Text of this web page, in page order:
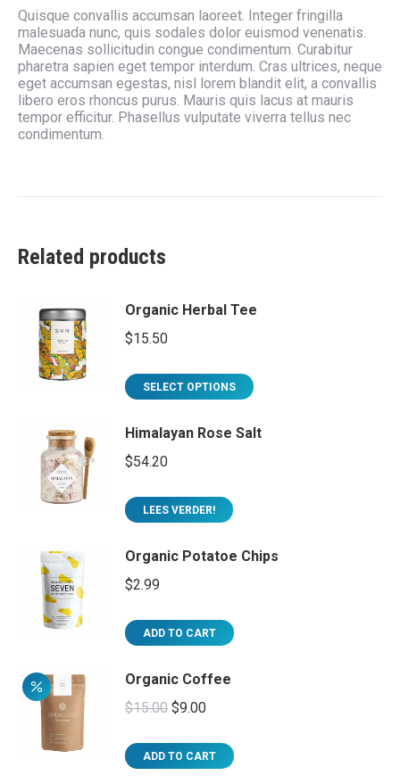
Quisque convallis accumsan laoreet. Integer fringilla
malesuada nunc, quis sodales dolor euismod venenatis.
Maecenas sollicitudin congue condimentum. Curabitur
pharetra sapien eget tempor interdum. Cras ultrices, neque
eget accumsan egestas, nisl lorem blandit elit, a convallis
libero eros rhoncus purus. Mauris quis lacus at mauris
tempor efficitur. Phasellus vulputate viverra tellus nec
condimentum.
Related products
Organic Herbal Tee
$15.50
SELECT OPTIONS
Himalayan Rose Salt
$54.20
LEES VERDER!
Organic Potatoe Chips
$2.99
ADD TO CART
Organic Coffee
$15.00 $9.00
ADD TO CART